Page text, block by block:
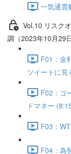
一気通貫
Vol.10 リスク
調（2023年10月29日
F01：金
ツイートに見
F02：ゴ
ドマネー
F03：
F04：為